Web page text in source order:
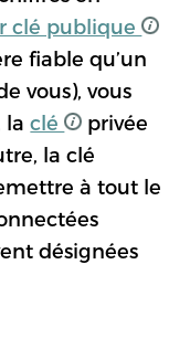
clé publique
fiable qu’un
vous), vous
laclé
privée
la clé
à tout le
désignées